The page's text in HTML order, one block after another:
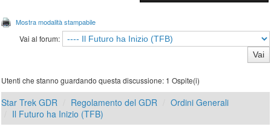
Mostra modalità stampabile
Vai al forum:
Utenti che stanno guardando questa discussione: 1 Ospite(i)
Star Trek GDR Regolamento del GDR
Ordini Generali
Il Futuro ha Inizio (TFB)